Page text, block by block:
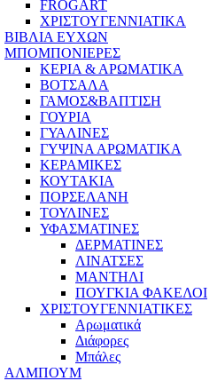
FROGART
ΧΡΙΣΤΟΥΓΕΝΝΙΑΤΙΚΑ
ΒΙΒΛΙΑ ΕΥΧΩΝ
ΜΠΟΜΠΟΝΙΕΡΕΣ
ΚΕΡΙΑ & ΑΡΩΜΑΤΙΚΑ
ΒΟΤΣΑΛΑ
ΓΑΜΟΣ&ΒΑΠΤΙΣΗ
ΓΟΥΡΙΑ
ΓΥΑΛΙΝΕΣ
ΓΥΨΙΝΑ ΑΡΩΜΑΤΙΚΑ
ΚΕΡΑΜΙΚΕΣ
ΚΟΥΤΑΚΙΑ
ΠΟΡΣΕΛΑΝΗ
ΤΟΥΛΙΝΕΣ
ΥΦΑΣΜΑΤΙΝΕΣ
ΔΕΡΜΑΤΙΝΕΣ
ΛΙΝΑΤΣΕΣ
ΜΑΝΤΗΛΙ
ΠΟΥΓΚΙΑ ΦΑΚΕΛΟΙ
ΧΡΙΣΤΟΥΓΕΝΝΙΑΤΙΚΕΣ
Αρωματικά
Διάφορες
Μπάλες
ΑΛΜΠΟΥΜ